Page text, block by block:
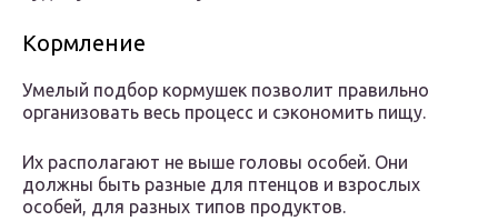
Кормление
Умелый подбор кормушек позволит правильно
организовать весь процесс и сэкономить пищу.
Их располагают не выше головы особей. Они
должны быть разные для птенцов и взрослых
особей, для разных типов продуктов.